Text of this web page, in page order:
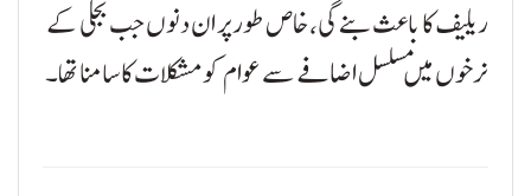
ریلیف کا باعث بنے گی، خاص طور پر ان دنوں جب بجلی کے
نرخوں میں مسلسل اضافے سے عوام کو مشکلات کا سامنا تھا۔